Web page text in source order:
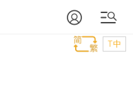
T中